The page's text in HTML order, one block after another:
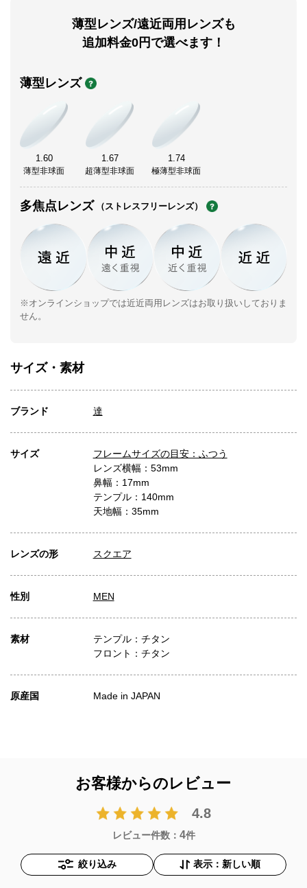
薄型レンズ/遠近両用レンズも
追加料金0円で選べます！
薄型レンズ
1.60
薄型非球面
1.67
超薄型非球面
1.74
極薄型非球面
多焦点レンズ （ストレスフリーレンズ）
※オンラインショップでは近近両用レンズはお取り扱いしておりま
せん。
サイズ・素材
ブランド 達
サイズ
フレームサイズの目安：ふつう
レンズ横幅：53mm
鼻幅：17mm
テンプル：140mm
天地幅：35mm
レンズの形 スクエア
性別 MEN
素材
テンプル：チタン
フロント：チタン
原産国 Made in JAPAN
お客様からのレビュー
4.8
レビュー件数： 4件
絞り込み 表示：新しい順